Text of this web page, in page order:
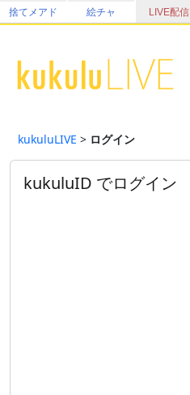
捨てメアド 絵チャ LIVE配信
kukuluLIVE > ログイン
kukuluID でログイン